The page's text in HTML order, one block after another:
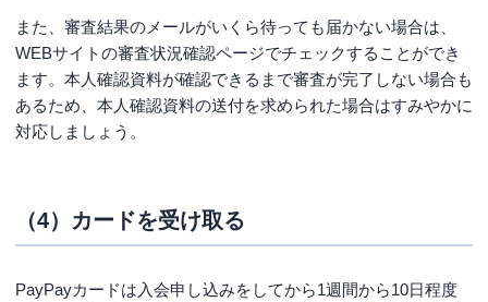
また、審査結果のメールがいくら待っても届かない場合は、
WEBサイトの審査状況確認ページでチェックすることができ
ます。本人確認資料が確認できるまで審査が完了しない場合も
あるため、本人確認資料の送付を求められた場合はすみやかに
対応しましょう。
（4）カードを受け取る
PayPayカードは入会申し込みをしてから1週間から10日程度